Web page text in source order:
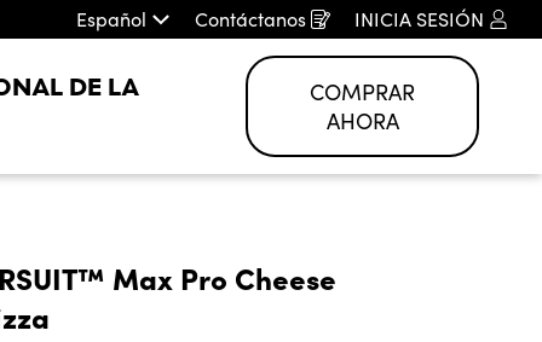
Español Contáctanos
Opens
in
INICIA SESIÓN
DE LA
COMPRAR
AHORA
Max Pro Cheese